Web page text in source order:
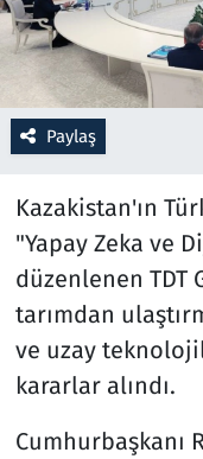
Paylaş
Kazakistan'ın
"Yapay Zeka ve
düzenlenen TDT
tarımdan
ve uzay
kararlar alındı.
Cumhurbaşkanı
Sağlık
Savunma
Seçim 2023
Spor
Teknoloji ve
Televizyon